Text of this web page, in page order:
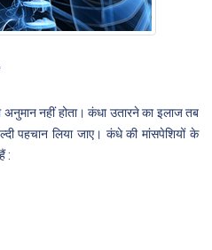
अनुमान नहीं होता। कंधा उतारने का इलाज तब
पहचान लिया जाए। कंधे की मांसपेशियों के
: